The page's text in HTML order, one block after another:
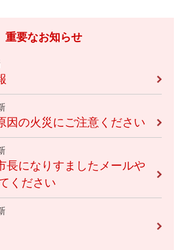
重要なお知らせ
因の火災にご注意ください
長になりすましたメールや
ください